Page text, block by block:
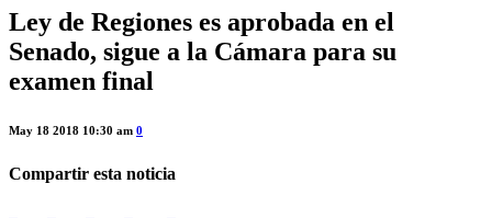
Ley de Regiones es aprobada en el
Senado, sigue a la Cámara para su
examen final
May 18 2018 10:30 am 0
Compartir esta noticia